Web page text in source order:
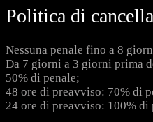
Politica di
Nessuna penale fino a 8
Da 7 giorni a 3 giorni prima
50% di penale;
48 ore di preavviso: 70% di
24 ore di preavviso: 100% di